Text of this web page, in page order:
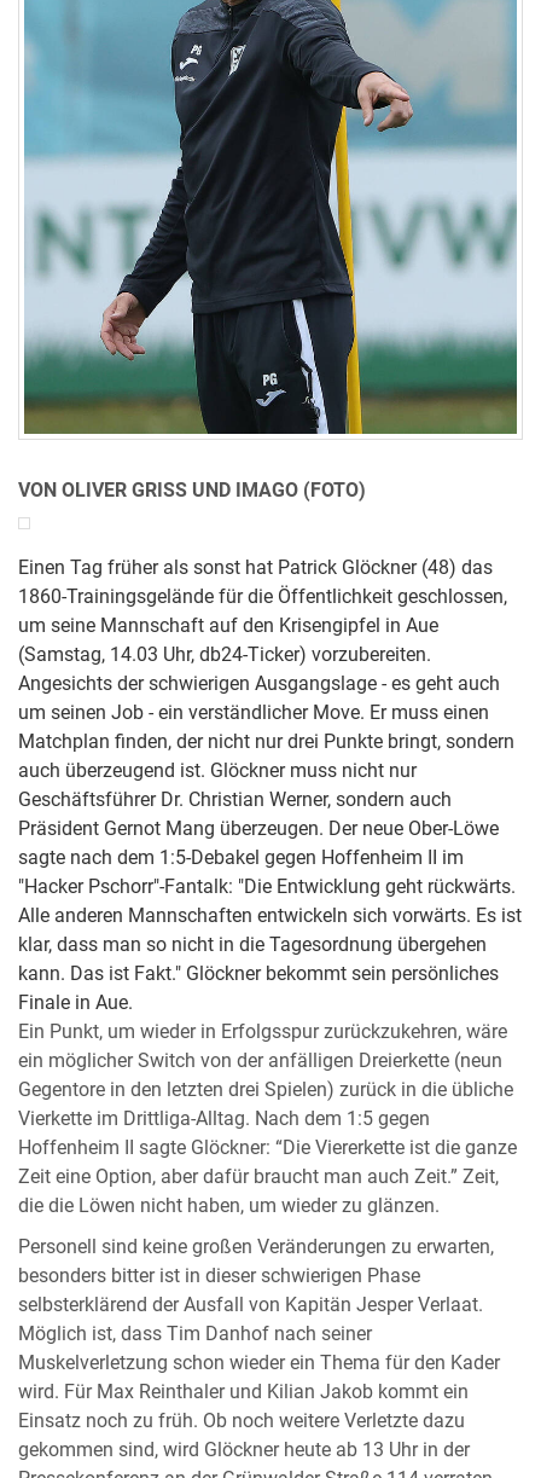
VON OLIVER GRISS UND IMAGO (FOTO)
Einen Tag früher als sonst hat Patrick Glöckner (48) das
1860-Trainingsgelände für die Öffentlichkeit geschlossen,
um seine Mannschaft auf den Krisengipfel in Aue
(Samstag, 14.03 Uhr, db24-Ticker) vorzubereiten.
Angesichts der schwierigen Ausgangslage - es geht auch
um seinen Job - ein verständlicher Move. Er muss einen
Matchplan finden, der nicht nur drei Punkte bringt, sondern
auch überzeugend ist. Glöckner muss nicht nur
Geschäftsführer Dr. Christian Werner, sondern auch
Präsident Gernot Mang überzeugen. Der neue Ober-Löwe
sagte nach dem 1:5-Debakel gegen Hoffenheim II im
"Hacker Pschorr"-Fantalk: "Die Entwicklung geht rückwärts.
Alle anderen Mannschaften entwickeln sich vorwärts. Es ist
klar, dass man so nicht in die Tagesordnung übergehen
kann. Das ist Fakt." Glöckner bekommt sein persönliches
Finale in Aue.
Ein Punkt, um wieder in Erfolgsspur zurückzukehren, wäre
ein möglicher Switch von der anfälligen Dreierkette (neun
Gegentore in den letzten drei Spielen) zurück in die übliche
Vierkette im Drittliga-Alltag. Nach dem 1:5 gegen
Hoffenheim II sagte Glöckner: “Die Viererkette ist die ganze
Zeit eine Option, aber dafür braucht man auch Zeit.” Zeit,
die die Löwen nicht haben, um wieder zu glänzen.
Personell sind keine großen Veränderungen zu erwarten,
besonders bitter ist in dieser schwierigen Phase
selbsterklärend der Ausfall von Kapitän Jesper Verlaat.
Möglich ist, dass Tim Danhof nach seiner
Muskelverletzung schon wieder ein Thema für den Kader
wird. Für Max Reinthaler und Kilian Jakob kommt ein
Einsatz noch zu früh. Ob noch weitere Verletzte dazu
gekommen sind, wird Glöckner heute ab 13 Uhr in der